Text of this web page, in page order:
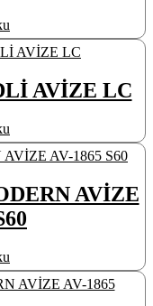
AVİZE LC
AVİZE